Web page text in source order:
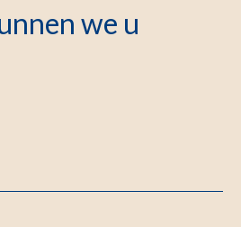
we u